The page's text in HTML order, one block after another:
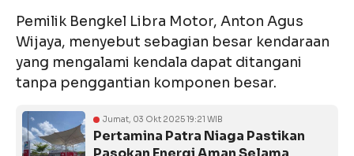
Pemilik Bengkel Libra Motor, Anton Agus
Wijaya, menyebut sebagian besar kendaraan
yang mengalami kendala dapat ditangani
tanpa penggantian komponen besar.
Jumat, 03 Okt 2025 19:21 WIB
Pertamina Patra Niaga Pastikan